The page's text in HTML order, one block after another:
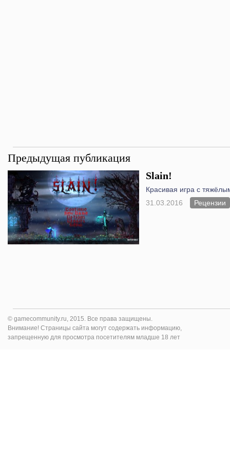
Предыдущая публикация
Slain!
Красивая игра с
31.03.2016
Рецензии
© gamecommunity.ru, 2015. Все права защищены.
Внимание! Страницы сайта могут содержать информацию,
запрещенную для просмотра посетителям младше 18 лет